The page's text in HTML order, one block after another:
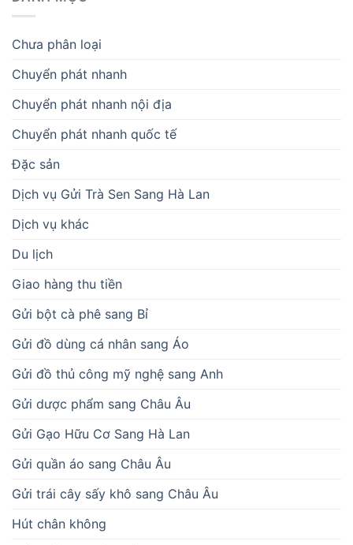
Chưa phân loại
Chuyển phát nhanh
Chuyển phát nhanh nội địa
Chuyển phát nhanh quốc tế
Đặc sản
Dịch vụ Gửi Trà Sen Sang Hà Lan
Dịch vụ khác
Du lịch
Giao hàng thu tiền
Gửi bột cà phê sang Bỉ
Gửi đồ dùng cá nhân sang Áo
Gửi đồ thủ công mỹ nghệ sang Anh
Gửi dược phẩm sang Châu Âu
Gửi Gạo Hữu Cơ Sang Hà Lan
Gửi quần áo sang Châu Âu
Gửi trái cây sấy khô sang Châu Âu
Hút chân không